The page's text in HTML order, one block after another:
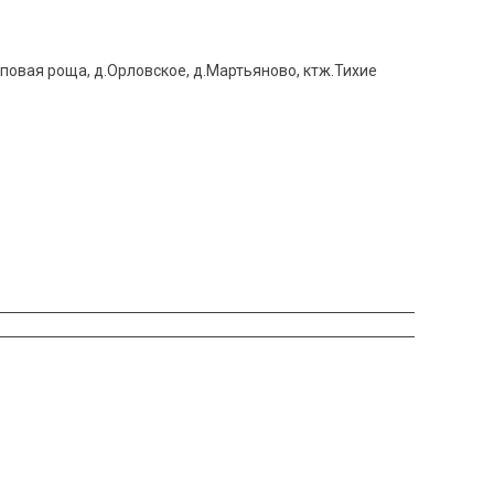
роща, д.Орловское, д.Мартьяново, ктж.Тихие